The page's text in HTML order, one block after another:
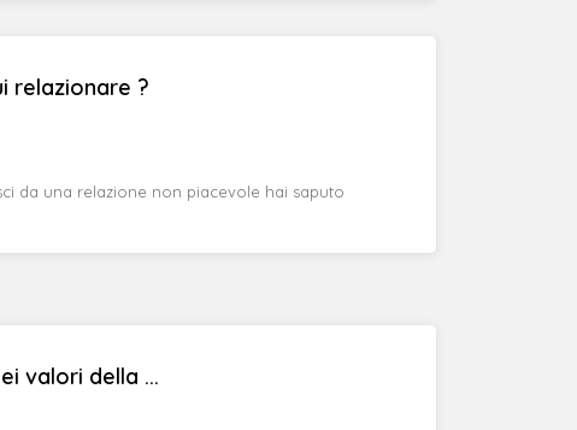
relazionare ?
da una relazione non piacevole hai saputo
valori della ...